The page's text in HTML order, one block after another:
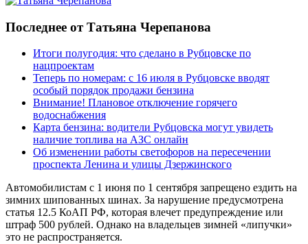
Последнее от Татьяна Черепанова
Итоги полугодия: что сделано в Рубцовске по
нацпроектам
Теперь по номерам: с 16 июля в Рубцовске вводят
особый порядок продажи бензина
Внимание! Плановое отключение горячего
водоснабжения
Карта бензина: водители Рубцовска могут увидеть
наличие топлива на АЗС онлайн
Об изменении работы светофоров на пересечении
проспекта Ленина и улицы Дзержинского
Автомобилистам с 1 июня по 1 сентября запрещено ездить на
зимних шипованных шинах. За нарушение предусмотрена
статья 12.5 КоАП РФ, которая влечет предупреждение или
штраф 500 рублей. Однако на владельцев зимней «липучки»
это не распространяется.